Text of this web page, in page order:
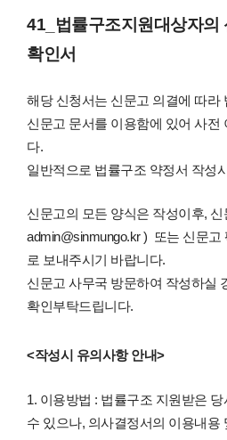
41_법률구조지원대상자의
확인서
해당 신청서는 신문고 의결에 따라
신문고 문서를 이용함에 있어 사전
다.
일반적으로 법률구조 약정서 작성
신문고의 모든 양식은 작성이후,
admin@sinmungo.kr ) 또는 신문고
로 보내주시기 바랍니다.
신문고 사무국 방문하여 작성하실
확인부탁드립니다.
<작성시 유의사항 안내>
1. 이용방법 : 법률구조 지원받은
수 있으나, 의사결정서의 이용내